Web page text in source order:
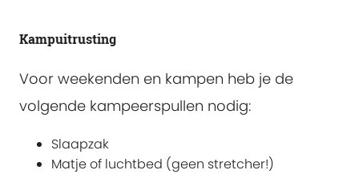
Kampuitrusting
Voor weekenden en kampen heb je de
volgende kampeerspullen nodig:
Slaapzak
Matje of luchtbed (geen stretcher!)